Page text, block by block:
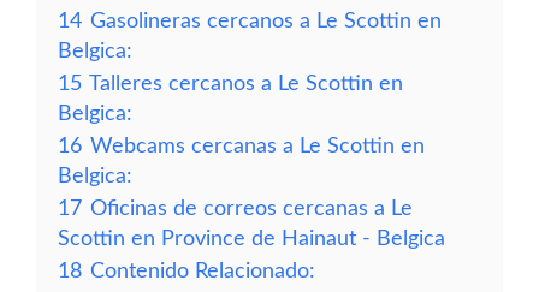
14 Gasolineras cercanos a Le Scottin en
Belgica:
15 Talleres cercanos a Le Scottin en
Belgica:
16 Webcams cercanas a Le Scottin en
Belgica:
17 Oficinas de correos cercanas a Le
Scottin en Province de Hainaut - Belgica
18 Contenido Relacionado: